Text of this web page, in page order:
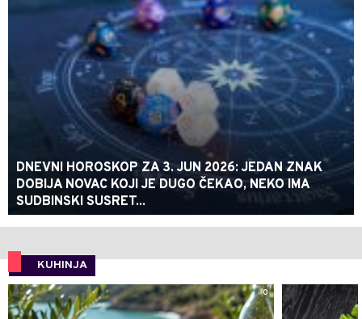
DNEVNI HOROSKOP ZA 3. JUN 2026: JEDAN ZNAK
DOBIJA NOVAC KOJI JE DUGO ČEKAO, NEKO IMA
SUDBINSKI SUSRET...
KUHINJA
0